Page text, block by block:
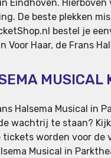
Eindhoven.
De beste plekken
bestel je
Voor Haar, de Frans
MUSICAL
Halsema Musical in
wachtrij te staan?
tickets worden voor
Musical in